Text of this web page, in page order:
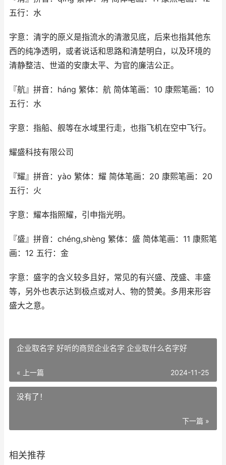
五行：水
字意：清字的原义是指流水的清澈见底，后来也指其他东
西的纯净透明，或者说话和思路和清楚明白，以及环境的
清静整洁、世道的安康太平、为官的廉洁公正。
『航』拼音：háng 繁体：航 简体笔画：10 康熙笔画：10
五行：水
字意：指船、舰等在水域里行走，也指飞机在空中飞行。
耀盛科技有限公司
『耀』拼音：yào 繁体：耀 简体笔画：20 康熙笔画：20
五行：火
字意：耀本指照耀，引申指光明。
『盛』拼音：chéng,shèng 繁体：盛 简体笔画：11 康熙笔
画：12 五行：金
字意：盛字的含义较多且好，常见的有兴盛、茂盛、丰盛
等，另外也表示达到极点或对人、物的赞美。多用来形容
盛大之意。
企业取名字 好听的商贸企业名字 企业取什么名字好
« 上一篇 2024-11-25
没有了！
下一篇 »
相关推荐